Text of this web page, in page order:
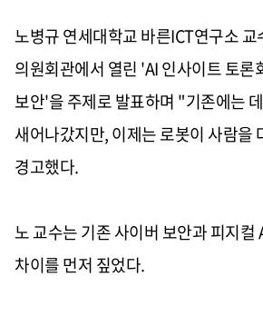
노병규 연세대학교 바른ICT연구소 교
의원회관에서 열린 'AI 인사이트 토론
보안'을 주제로 발표하며 "기존에는
새어나갔지만, 이제는 로봇이 사람을
경고했다.
노 교수는 기존 사이버 보안과 피지컬
차이를 먼저 짚었다.